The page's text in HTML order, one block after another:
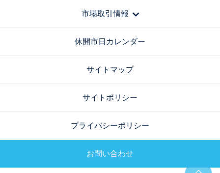
市場取引情報
休開市日カレンダー
サイトマップ
サイトポリシー
プライバシーポリシー
お問い合わせ